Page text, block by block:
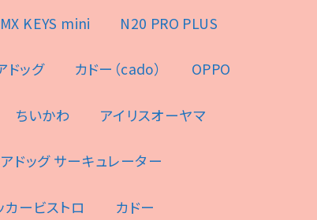
MX KEYS mini N20 PRO PLUS
ドッグ カドー（cado） OPPO
ちいかわ アイリスオーヤマ
ドッグ サーキュレーター
カービストロ カドー